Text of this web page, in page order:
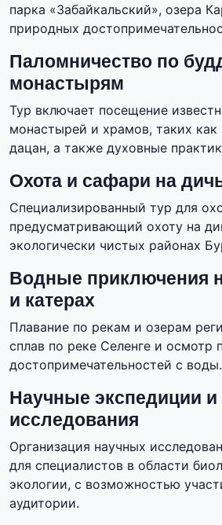
парка «Забайкальский», озера
природных
Паломничество по
монастырям
Тур включает посещение
монастырей и храмов, таких как
дацан, а также духовные
Охота и сафари на
Специализированный тур для
предусматривающий охоту на
экологически чистых районах
Водные приключения
и катерах
Плавание по рекам и озерам
сплав по реке Селенге и осмотр
достопримечательностей с воды.
Научные экспедиции и
исследования
Организация научных
для специалистов в области
экологии, с возможностью
аудитории.